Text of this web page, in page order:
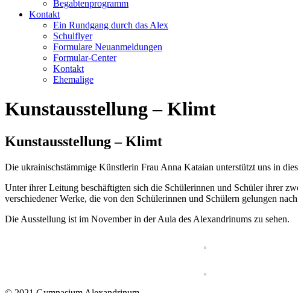
Begabtenprogramm
Kontakt
Ein Rundgang durch das Alex
Schulflyer
Formulare Neuanmeldungen
Formular-Center
Kontakt
Ehemalige
Kunstausstellung – Klimt
Kunstausstellung – Klimt
Die ukrainischstämmige Künstlerin Frau Anna Kataian unterstützt uns in
Unter ihrer Leitung beschäftigten sich die Schülerinnen und Schüler ihrer
verschiedener Werke, die von den Schülerinnen und Schülern gelungen
Die Ausstellung ist im November in der Aula des Alexandrinums zu sehen.